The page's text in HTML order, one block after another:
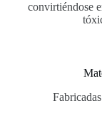
convirtiéndose